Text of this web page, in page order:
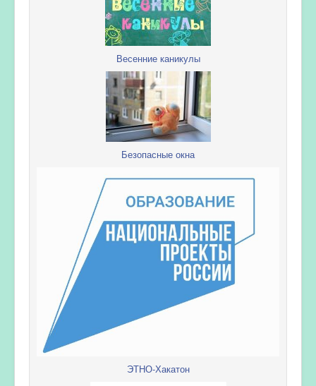
Весенние каникулы
Безопасные окна
ЭТНО-Хакатон